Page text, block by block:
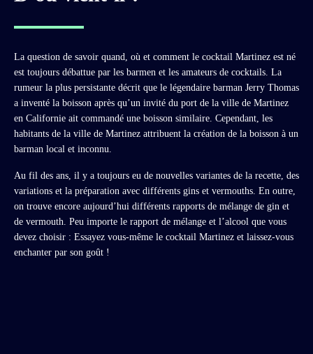
La question de savoir quand, où et comment le cocktail Martinez est né
est toujours débattue par les barmen et les amateurs de cocktails. La
rumeur la plus persistante décrit que le légendaire barman Jerry Thomas
a inventé la boisson après qu’un invité du port de la ville de Martinez
en Californie ait commandé une boisson similaire. Cependant, les
habitants de la ville de Martinez attribuent la création de la boisson à un
barman local et inconnu.
Au fil des ans, il y a toujours eu de nouvelles variantes de la recette, des
variations et la préparation avec différents gins et vermouths. En outre,
on trouve encore aujourd’hui différents rapports de mélange de gin et
de vermouth. Peu importe le rapport de mélange et l’alcool que vous
devez choisir : Essayez vous-même le cocktail Martinez et laissez-vous
enchanter par son goût !